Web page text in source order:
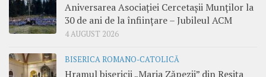
Aniversarea Asociației Cercetașii Munților la
30 de ani de la înființare – Jubileul ACM
4 AUGUST 2026
BISERICA ROMANO-CATOLICĂ
Hramul bisericii „Maria Zăpezii” din Reșița